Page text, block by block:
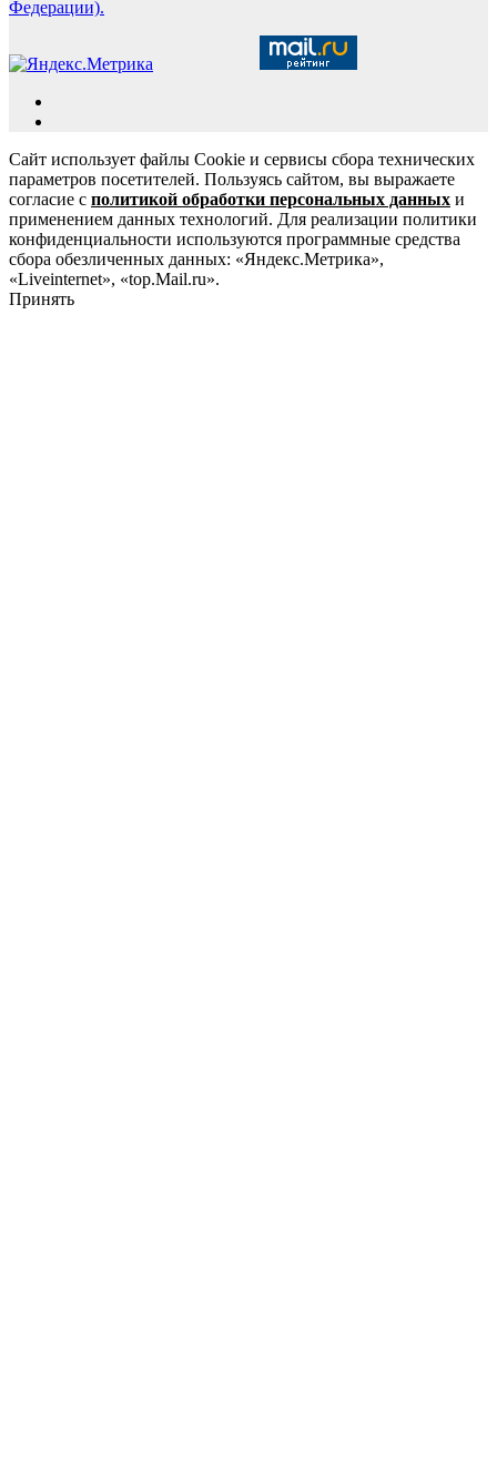
Федерации).
Сайт использует файлы Cookie и сервисы сбора технических
параметров посетителей. Пользуясь сайтом, вы выражаете
согласие с политикой обработки персональных данных и
применением данных технологий. Для реализации политики
конфиденциальности используются программные средства
сбора обезличенных данных: «Яндекс.Метрика»,
«Liveinternet», «top.Mail.ru».
Принять